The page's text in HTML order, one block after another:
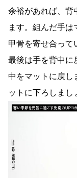
余裕があれば、背
ます。組んだ手
甲骨を寄せ合って
最後は手を背中に
中をマットに戻し
ットに下ろしまし